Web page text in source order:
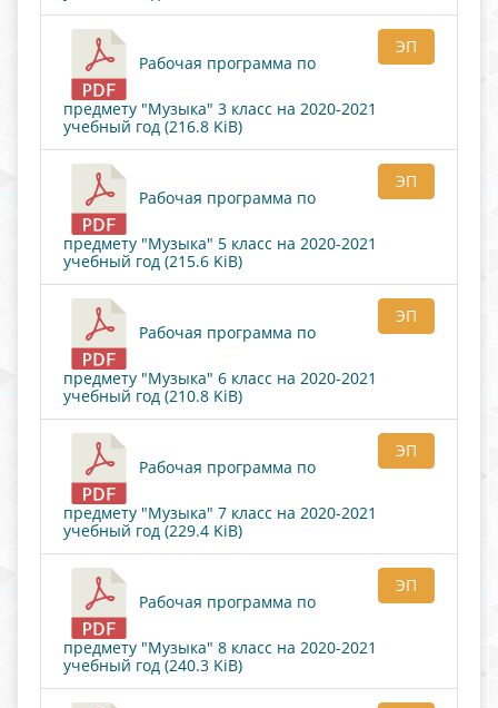
Рабочая программа по
предмету "Музыка" 3 класс на 2020-2021
учебный год (216.8 KiB)
ЭП
Рабочая программа по
предмету "Музыка" 5 класс на 2020-2021
учебный год (215.6 KiB)
ЭП
Рабочая программа по
предмету "Музыка" 6 класс на 2020-2021
учебный год (210.8 KiB)
ЭП
Рабочая программа по
предмету "Музыка" 7 класс на 2020-2021
учебный год (229.4 KiB)
ЭП
Рабочая программа по
предмету "Музыка" 8 класс на 2020-2021
учебный год (240.3 KiB)
ЭП